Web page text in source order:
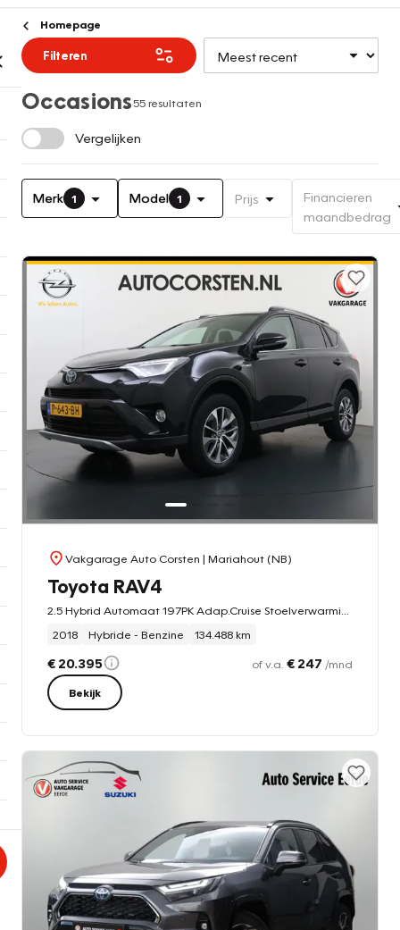
Homepage
Filteren
Occasions55 resultaten
Vergelijken
Merk 1 Model 1 Prijs
Financieren
maandbedrag
Vakgarage Auto Corsten | Mariahout (NB)
Toyota RAV4
2018
Hybride - Benzine 134.488 km
€ 20.395 of v.a. € 247 /mnd
Bekijk